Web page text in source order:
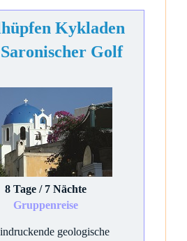
Kykladen
Golf
8 Tage / 7 Nächte
Gruppenreise
geologische